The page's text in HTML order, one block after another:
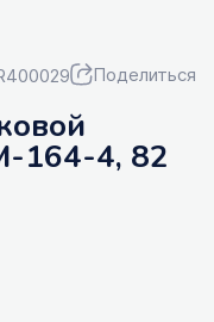
Поделиться
164-4, 82